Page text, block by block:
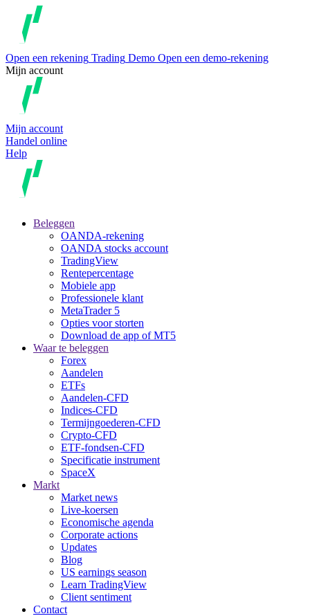
Open een rekening Trading Demo Open een demo-rekening
Mijn account
Mijn account
Handel online
Help
Beleggen
OANDA-rekening
OANDA stocks account
TradingView
Rentepercentage
Mobiele app
Professionele klant
MetaTrader 5
Opties voor storten
Download de app of MT5
Waar te beleggen
Forex
Aandelen
ETFs
Aandelen-CFD
Indices-CFD
Termijngoederen-CFD
Crypto-CFD
ETF-fondsen-CFD
Specificatie instrument
SpaceX
Markt
Market news
Live-koersen
Economische agenda
Corporate actions
Updates
Blog
US earnings season
Learn TradingView
Client sentiment
Contact